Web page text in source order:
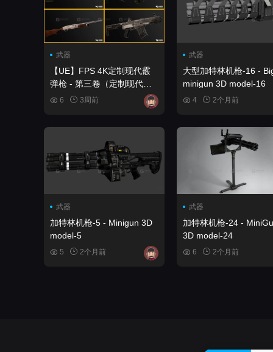
武器
【UE】FPS 4K定制现代霰
弹枪 - 第三卷（定制现代霰
弹枪 3D武器模型） FPS 4K
Custom Modern Shotguns -
6 3周前
武器
大型加特林机枪-16 -
minigun 3D model-16
4 2个月前
武器
加特林机枪-5 - Minigun 3D
model-5
5 2个月前
武器
加特林机枪-24 -
3D model-24
6 2个月前